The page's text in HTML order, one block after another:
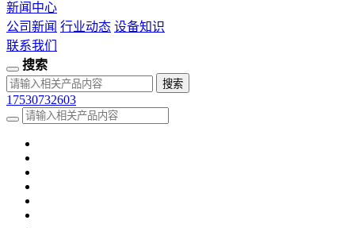
新闻中心
公司新闻 行业动态 设备知识
联系我们
搜索
17530732603